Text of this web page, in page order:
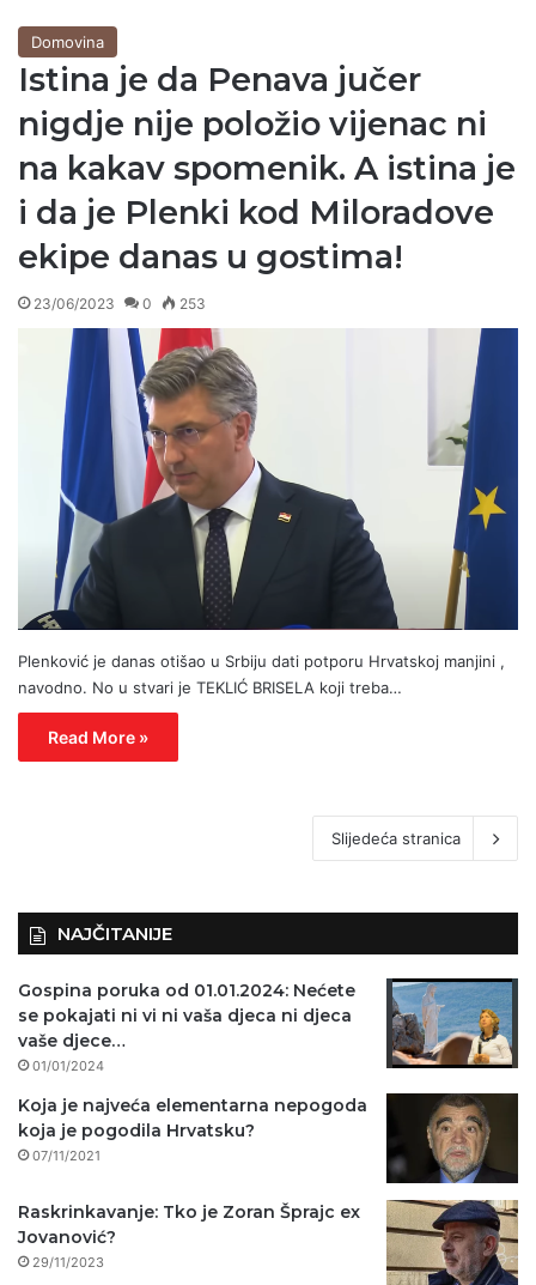
Domovina
Istina je da Penava jučer
nigdje nije položio vijenac ni
na kakav spomenik. A istina je
i da je Plenki kod Miloradove
ekipe danas u gostima!
23/06/2023 0 253
Plenković je danas otišao u Srbiju dati potporu Hrvatskoj manjini ,
navodno. No u stvari je TEKLIĆ BRISELA koji treba…
Read More »
Slijedeća stranica
NAJČITANIJE
Gospina poruka od 01.01.2024: Nećete
se pokajati ni vi ni vaša djeca ni djeca
vaše djece…
01/01/2024
Koja je najveća elementarna nepogoda
koja je pogodila Hrvatsku?
07/11/2021
Raskrinkavanje: Tko je Zoran Šprajc ex
Jovanović?
29/11/2023